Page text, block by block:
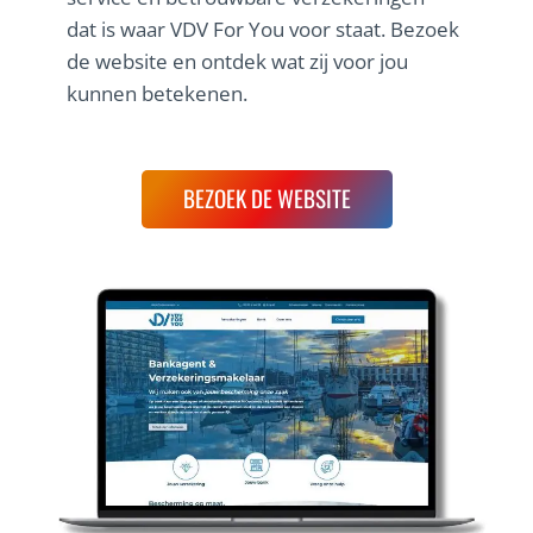
dat is waar VDV For You voor staat. Bezoek
de website en ontdek wat zij voor jou
kunnen betekenen.
BEZOEK DE WEBSITE